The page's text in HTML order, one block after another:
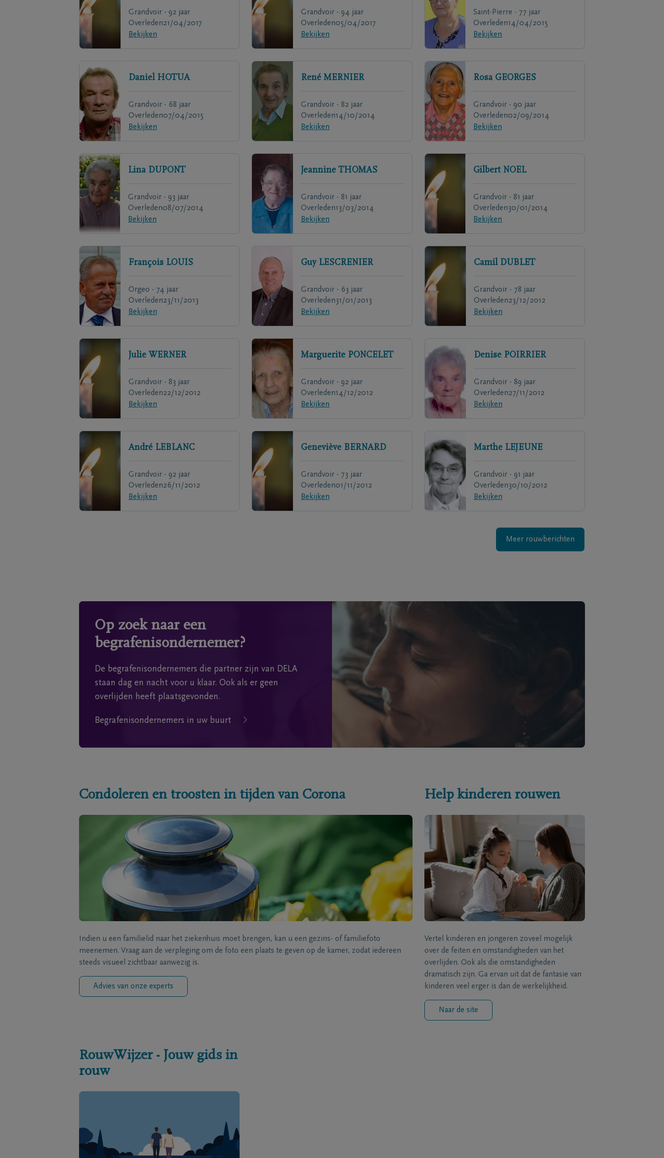
Grandvoir - 92 jaar
Overleden21/04/2017
Bekijken
Grandvoir - 94 jaar
Overleden05/04/2017
Bekijken
Saint-Pierre - 77 jaar
Overleden14/04/2015
Bekijken
Daniel HOTUA
Grandvoir - 68 jaar
Overleden07/04/2015
Bekijken
René MERNIER
Grandvoir - 82 jaar
Overleden14/10/2014
Bekijken
Rosa GEORGES
Grandvoir - 90 jaar
Overleden02/09/2014
Bekijken
Lina DUPONT
Grandvoir - 93 jaar
Overleden08/07/2014
Bekijken
Jeannine THOMAS
Grandvoir - 81 jaar
Overleden13/03/2014
Bekijken
Gilbert NOEL
Grandvoir - 81 jaar
Overleden30/01/2014
Bekijken
François LOUIS
Orgeo - 74 jaar
Overleden23/11/2013
Bekijken
Guy LESCRENIER
Grandvoir - 63 jaar
Overleden31/01/2013
Bekijken
Camil DUBLET
Grandvoir - 78 jaar
Overleden23/12/2012
Bekijken
Julie WERNER
Grandvoir - 83 jaar
Overleden22/12/2012
Bekijken
Marguerite PONCELET
Grandvoir - 92 jaar
Overleden14/12/2012
Bekijken
Denise POIRRIER
Grandvoir - 89 jaar
Overleden27/11/2012
Bekijken
André LEBLANC
Grandvoir - 92 jaar
Overleden26/11/2012
Bekijken
Geneviève BERNARD
Grandvoir - 73 jaar
Overleden01/11/2012
Bekijken
Marthe LEJEUNE
Grandvoir - 91 jaar
Overleden30/10/2012
Bekijken
Meer rouwberichten
Op zoek naar een
begrafenisondernemer?
De begrafenisondernemers die partner zijn van DELA
staan dag en nacht voor u klaar. Ook als er geen
overlijden heeft plaatsgevonden.
Begrafenisondernemers in uw buurt
Condoleren en troosten in tijden van Corona
Indien u een familielid naar het ziekenhuis moet brengen, kan u een gezins- of familiefoto
meenemen. Vraag aan de verpleging om de foto een plaats te geven op de kamer, zodat iedereen
steeds visueel zichtbaar aanwezig is.
Advies van onze experts
Help kinderen rouwen
Vertel kinderen en jongeren zoveel mogelijk
over de feiten en omstandigheden van het
overlijden. Ook als die omstandigheden
dramatisch zijn. Ga ervan uit dat de fantasie van
kinderen veel erger is dan de werkelijkheid.
Naar de site
RouwWijzer - Jouw gids in
rouw